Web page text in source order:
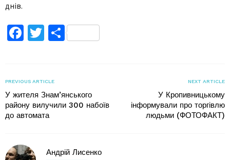
днів.
Facebook
TwitterПоділитися
PREVIOUS ARTICLE
У жителя Знам’янського
району вилучили 300 набоїв
до автомата
NEXT ARTICLE
У Кропивницькому
інформували про торгівлю
людьми (ФОТОФАКТ)
Андрій Лисенко